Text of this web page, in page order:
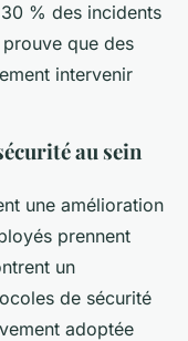
% des incidents
que des
intervenir
au sein
une amélioration
prennent
un
de sécurité
adoptée